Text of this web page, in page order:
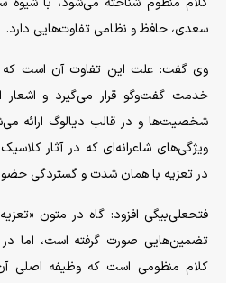
سعدی، حافظ و نظامی تفاوت‌هایی دارد.
وی گفت: علت این تفاوت آن است که
خدمت گفت‌و‌گو قرار می‌گیرد و
شخصیت‌ها و در قالب دیالوگ ارائه
ویژگی‌های شاعرانه‌ای که در آثار
در تعزیه با همان شدت و گستردگی
فتحعلی‌بیگی افزود: گاه در متون
تضمین‌هایی صورت گرفته است، اما در
کلام منظومی است که وظیفه اصلی